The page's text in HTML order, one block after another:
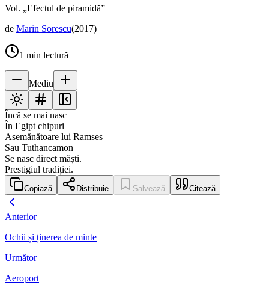
Vol. „Efectul de piramidă”
de Marin Sorescu(2017)
1 min lectură
Mediu
Încă se mai nasc
În Egipt chipuri
Asemănătoare lui Ramses
Sau Tuthancamon
Se nasc direct măști.
Prestigiul tradiției.
Copiază Distribuie Salvează Citează
Anterior
Ochii și ținerea de minte
Următor
Aeroport